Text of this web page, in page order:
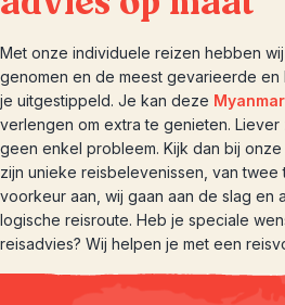
Met onze individuele reizen hebben
genomen en de meest gevarieerde
je uitgestippeld. Je kan deze
verlengen om extra te genieten. Liever
geen enkel probleem. Kijk dan bij onze
zijn unieke reisbelevenissen, van
voorkeur aan, wij gaan aan de slag en
logische reisroute. Heb je speciale
reisadvies? Wij helpen je met een